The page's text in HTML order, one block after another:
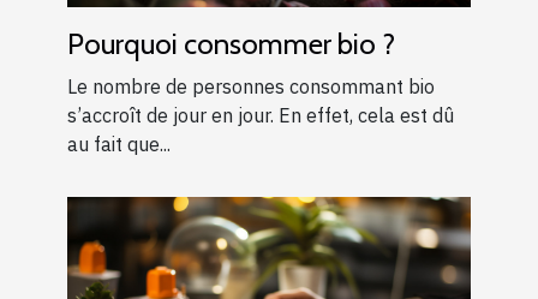
Pourquoi consommer bio ?
Le nombre de personnes consommant bio
s’accroît de jour en jour. En effet, cela est dû
au fait que...